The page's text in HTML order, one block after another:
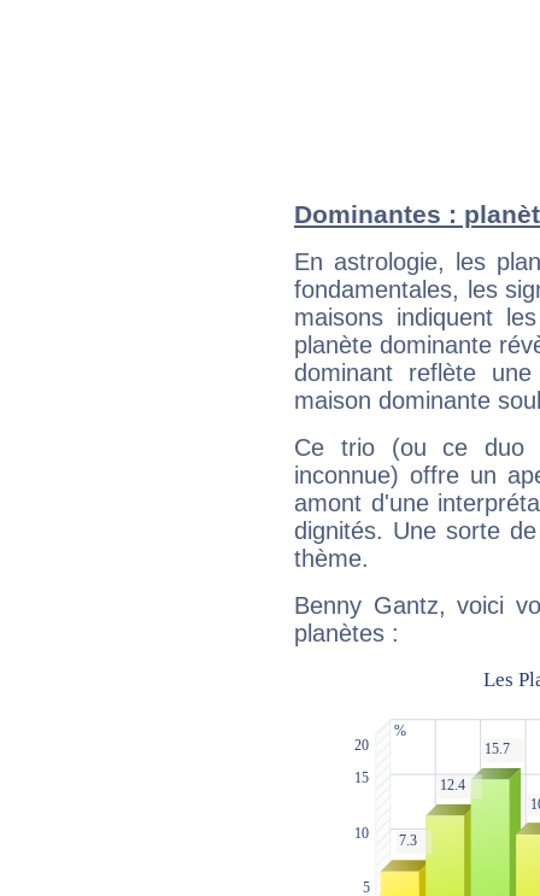
Dominantes :
En astrologie, les
fondamentales, les
maisons indiquent
planète dominante
dominant reflète
maison dominante
Ce trio (ou ce duo
inconnue) offre un
amont d'une
dignités. Une sorte
thème.
Benny Gantz, voici
planètes :